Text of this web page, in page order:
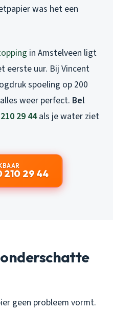
was het een
in Amstelveen ligt
eerste uur. Bij Vincent
spoeling op 200
weer perfect. Bel
29 44als je water ziet
210 29 44
geen probleem vormt.